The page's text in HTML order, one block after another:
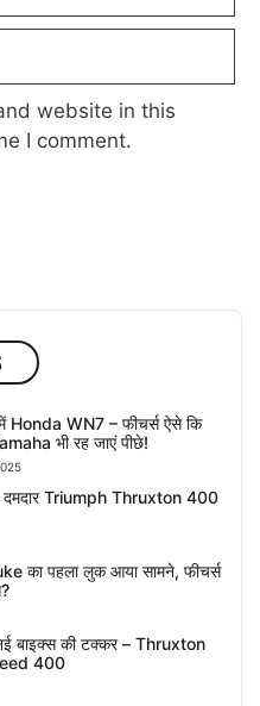
website in this
I comment.
WN7 – फीचर्स ऐसे कि
भी रह जाएं पीछे!
दमदार Triumph Thruxton 400
का पहला लुक आया सामने, फीचर्स
बाइक्स की टक्कर – Thruxton
400